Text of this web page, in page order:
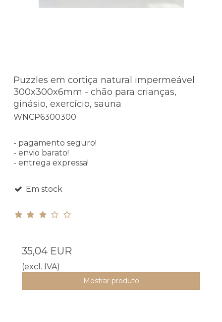
Puzzles em cortiça natural impermeável
300x300x6mm - chão para crianças,
ginásio, exercício, sauna
WNCP6300300
- pagamento seguro!
- envio barato!
- entrega expressa!
Em stock
35,04 EUR
(excl. IVA)
Mostrar produto